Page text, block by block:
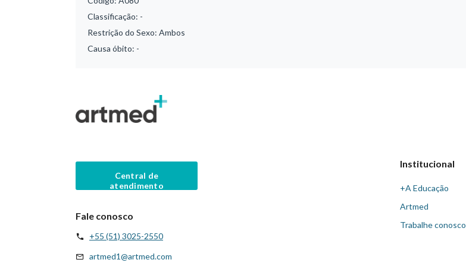
Classificação: -
Restrição do Sexo: Ambos
Causa óbito: -
Central de
atendimento
Fale conosco
+55 (51) 3025-2550
artmed1@artmed.com
Institucional
+A Educação
Artmed
Trabalhe conosco